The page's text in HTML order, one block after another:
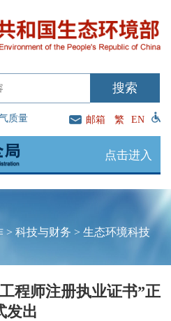
质量 邮箱 繁 EN
点击进入
> 科技与财务 > 生态环境科技
程师注册执业证书”正
发出